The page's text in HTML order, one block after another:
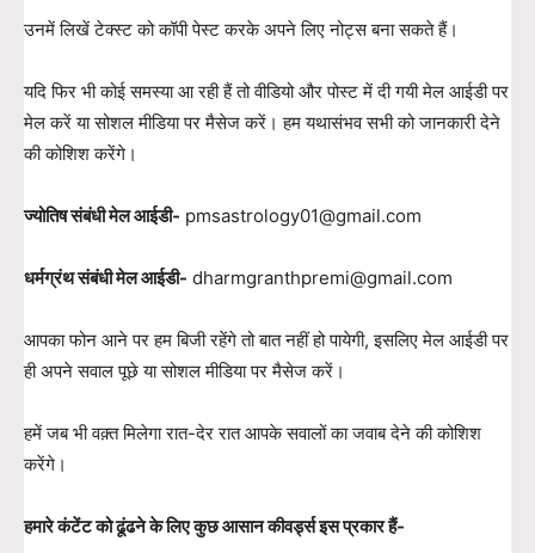
उनमें लिखें टेक्स्ट को कॉपी पेस्ट करके अपने लिए नोट्स बना सकते हैं।
यदि फिर भी कोई समस्या आ रही हैं तो वीडियो और पोस्ट में दी गयी मेल आईडी पर
मेल करें या सोशल मीडिया पर मैसेज करें। हम यथासंभव सभी को जानकारी देने
की कोशिश करेंगे।
ज्योतिष संबंधी मेल आईडी- pmsastrology01@gmail.com
धर्मग्रंथ संबंधी मेल आईडी- dharmgranthpremi@gmail.com
आपका फोन आने पर हम बिजी रहेंगे तो बात नहीं हो पायेगी, इसलिए मेल आईडी पर
ही अपने सवाल पूछे या सोशल मीडिया पर मैसेज करें।
हमें जब भी वक़्त मिलेगा रात-देर रात आपके सवालों का जवाब देने की कोशिश
करेंगे।
हमारे कंटेंट को ढूंढने के लिए कुछ आसान कीवर्ड्स इस प्रकार हैं-